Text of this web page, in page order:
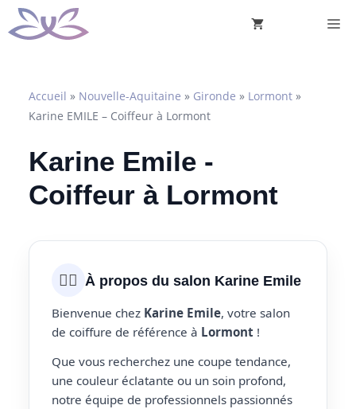
Aller
au
Accueil » Nouvelle-Aquitaine » Gironde » Lormont »
Karine EMILE – Coiffeur à Lormont
Karine Emile -
Coiffeur à Lormont
💇‍♀️ À propos du salon Karine Emile
Bienvenue chez Karine Emile, votre salon
de coiffure de référence à Lormont !
Que vous recherchez une coupe tendance,
une couleur éclatante ou un soin profond,
notre équipe de professionnels passionnés